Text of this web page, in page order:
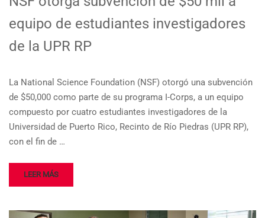
equipo de estudiantes investigadores
de la UPR RP
La National Science Foundation (NSF) otorgó una subvención
de $50,000 como parte de su programa I-Corps, a un equipo
compuesto por cuatro estudiantes investigadores de la
Universidad de Puerto Rico, Recinto de Río Piedras (UPR RP),
con el fin de …
LEER MÁS